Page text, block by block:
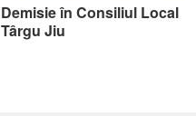
Demisie în Consiliul Local
Târgu Jiu